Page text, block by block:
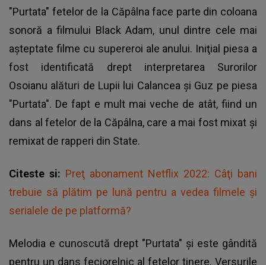
"Purtata" fetelor de la Căpâlna face parte din coloana
sonoră a filmului Black Adam, unul dintre cele mai
aşteptate filme cu supereroi ale anului. Iniţial piesa a
fost identificată drept interpretarea Surorilor
Osoianu alături de Lupii lui Calancea şi Guz pe piesa
"Purtata". De fapt e mult mai veche de atât, fiind un
dans al fetelor de la Căpâlna, care a mai fost mixat şi
remixat de rapperi din State.
Citeste si: Preţ abonament Netflix 2022: Câţi bani
trebuie să plătim pe lună pentru a vedea filmele şi
serialele de pe platformă?
Melodia e cunoscută drept "Purtata" şi este gândită
pentru un dans feciorelnic al fetelor tinere. Versurile